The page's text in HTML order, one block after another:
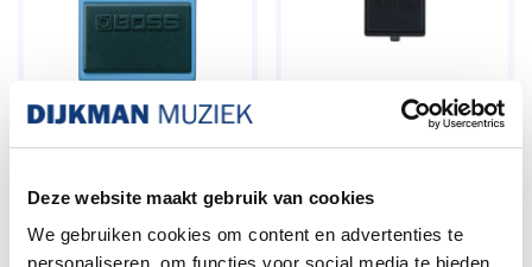
Deze website maakt gebruik van cookies
We gebruiken cookies om content en advertenties te
personaliseren, om functies voor social media te bieden
Boss CH-1 Super
Chorus
Boss RE-2 Space Echo